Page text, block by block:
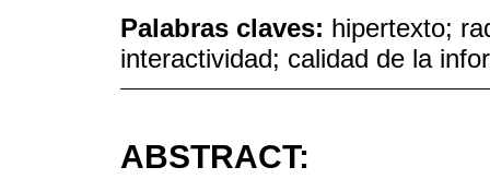
Palabras claves: hipertexto;
interactividad; calidad de la
ABSTRACT: